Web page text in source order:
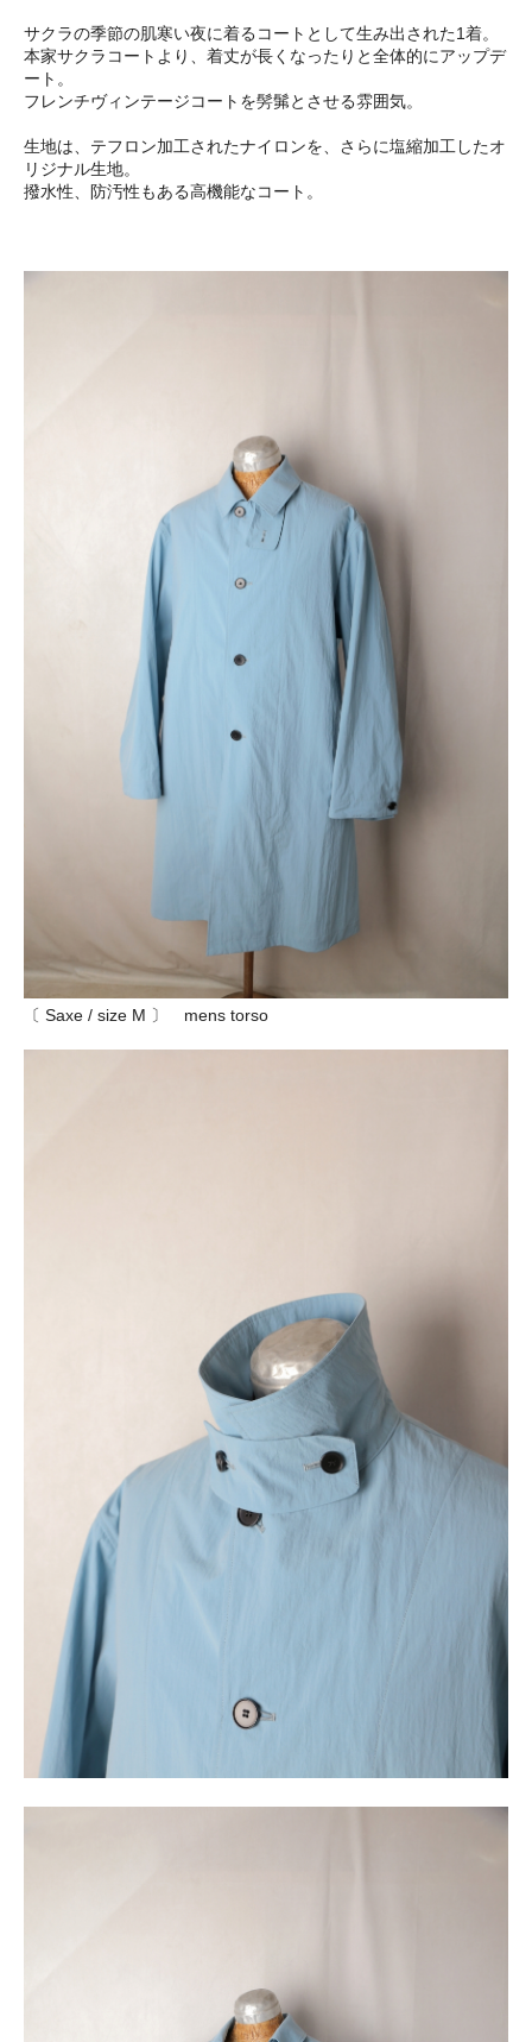
サクラの季節の肌寒い夜に着るコートとして生み出された1着。
本家サクラコートより、着丈が長くなったりと全体的にアップデ
ート。
フレンチヴィンテージコートを髣髴とさせる雰囲気。
生地は、テフロン加工されたナイロンを、さらに塩縮加工したオ
リジナル生地。
撥水性、防汚性もある高機能なコート。
〔 Saxe / size M 〕 mens torso